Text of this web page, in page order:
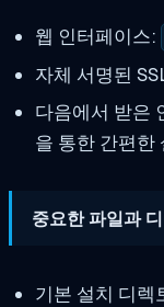
웹 인터페이스:
자체 서명된
다음에서 받은
을 통한 간편한
중요한 파일과
기본 설치 디렉